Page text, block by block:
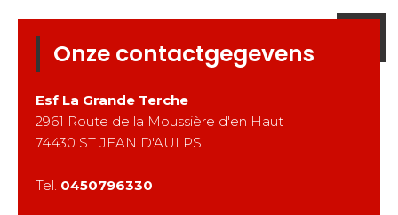
Onze contactgegevens
Esf La Grande Terche
2961 Route de la Moussière d'en Haut
74430 ST JEAN D'AULPS
Tel. 0450796330